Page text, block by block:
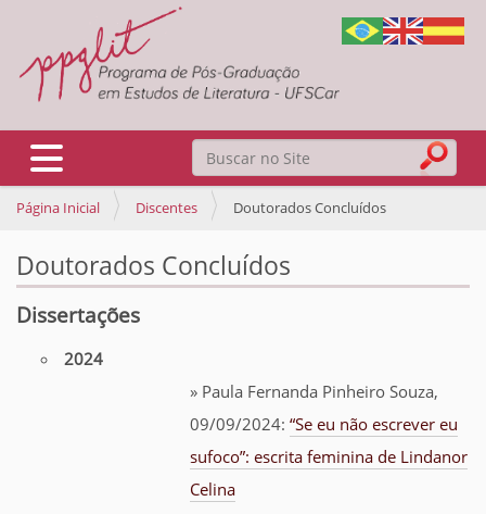
Busca
Busca Avançada…
Toggle navigation
Página Inicial Discentes Doutorados Concluídos
Doutorados Concluídos
Dissertações
2024
» Paula Fernanda Pinheiro Souza,
09/09/2024: “Se eu não escrever eu
sufoco”: escrita feminina de Lindanor
Celina